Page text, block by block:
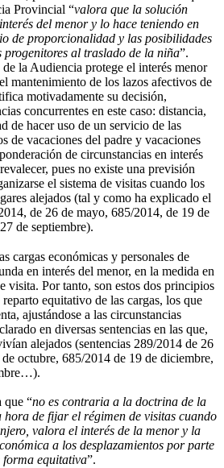
Provincial “valora que la solución
del menor y lo hace teniendo en
de proporcionalidad y las posibilidades
al traslado de la niña”.
la Audiencia protege el interés menor
mantenimiento de los lazos afectivos de
motivadamente su decisión,
concurrentes en este caso: distancia,
de hacer uso de un servicio de las
de vacaciones del padre y vacaciones
de circunstancias en interés
pues no existe una previsión
el sistema de visitas cuando los
alejados (tal y como ha explicado el
de 26 de mayo, 685/2014, de 19 de
de septiembre).
cargas económicas y personales de
en interés del menor, en la medida en
visita. Por tanto, son estos dos principios
equitativo de las cargas, los que
ajustándose a las circunstancias
en diversas sentencias en las que,
alejados (sentencias 289/2014 de 26
octubre, 685/2014 de 19 de diciembre,
que “no es contraria a la doctrina de la
hora de fijar el régimen de visitas cuando
valora el interés de la menor y la
a los desplazamientos por parte
forma equitativa”.